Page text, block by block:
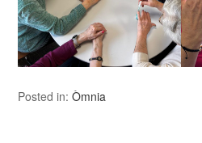
Posted in:Òmnia